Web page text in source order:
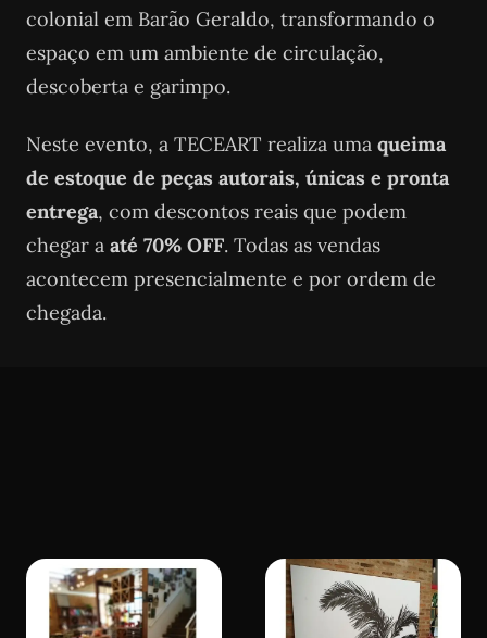
colonial em Barão Geraldo, transformando o
espaço em um ambiente de circulação,
descoberta e garimpo.
Neste evento, a TECEART realiza uma queima
de estoque de peças autorais, únicas e pronta
entrega, com descontos reais que podem
chegar a até 70% OFF. Todas as vendas
acontecem presencialmente e por ordem de
chegada.